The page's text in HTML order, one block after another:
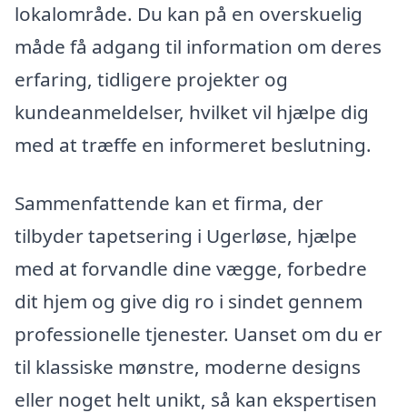
lokalområde. Du kan på en overskuelig
måde få adgang til information om deres
erfaring, tidligere projekter og
kundeanmeldelser, hvilket vil hjælpe dig
med at træffe en informeret beslutning.
Sammenfattende kan et firma, der
tilbyder tapetsering i Ugerløse, hjælpe
med at forvandle dine vægge, forbedre
dit hjem og give dig ro i sindet gennem
professionelle tjenester. Uanset om du er
til klassiske mønstre, moderne designs
eller noget helt unikt, så kan ekspertisen